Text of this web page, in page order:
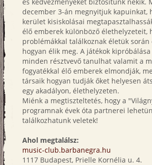
december 3-án megnyitjuk kapuinkat,
kerület kisiskolásai
élő emberek különböző élethelyzeteit,
problémákkal találkoznak életük során
hogyan élik meg. A játékok
minden résztvevő tanulhat valamit a
fogyatékkal élő emberek elmondják,
társaik hogyan tudják őket helyesen
egy akadályon, élethelyzeten.
Miénk a megtiszteltetés, hogy a
programnak évek óta partnerei
találkozhatunk veletek!
Ahol megtalálsz:
music-club.barbanegra.hu
1117 Budapest, Prielle Kornélia u. 4.